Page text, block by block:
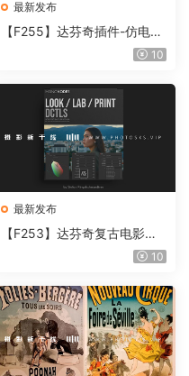
最新发布
【F255】达芬奇插件-仿电影
胶片视频调色插件 ARRI Film
10
最新发布
【F253】达芬奇复古电影胶
片质感DCTL节点调色预设 M
T V4.0
10